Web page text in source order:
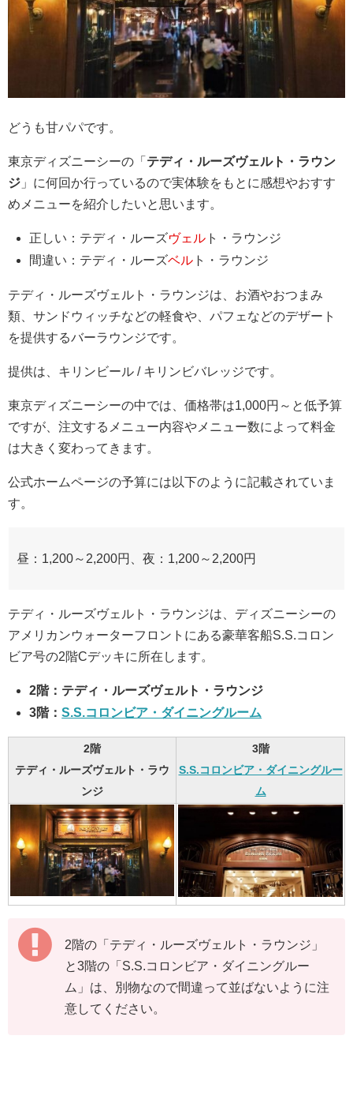
どうも甘パパです。
東京ディズニーシーの「 テディ・ルーズヴェルト・ラウン
ジ 」に何回か行っているので実体験をもとに感想やおすす
めメニューを紹介したいと思います。
正しい：テディ・ルーズヴェル ト・ラウンジ
間違い：テディ・ルーズベル ト・ラウンジ
テディ・ルーズヴェルト・ラウンジは、お酒やおつまみ
類、サンドウィッチなどの軽食や、パフェなどのデザート
を提供するバーラウンジです。
提供は、キリンビール / キリンビバレッジです。
東京ディズニーシーの中では、価格帯は1,000円～と低予算
ですが、注文するメニュー内容やメニュー数によって料金
は大きく変わってきます。
公式ホームページの予算には以下のように記載されていま
す。
昼：1,200～2,200円、夜：1,200～2,200円
テディ・ルーズヴェルト・ラウンジは、ディズニーシーの
アメリカンウォーターフロントにある豪華客船S.S.コロン
ビア号の2階Cデッキに所在します。
2階：テディ・ルーズヴェルト・ラウンジ
3階：S.S.コロンビア・ダイニングルーム
2階
テディ・ルーズヴェルト・ラウ
ンジ
3階
S.S.コロンビア・ダイニングルー
ム
2階の「テディ・ルーズヴェルト・ラウンジ」
と3階の「S.S.コロンビア・ダイニングルー
ム」は、別物なので間違って並ばないように注
意してください。